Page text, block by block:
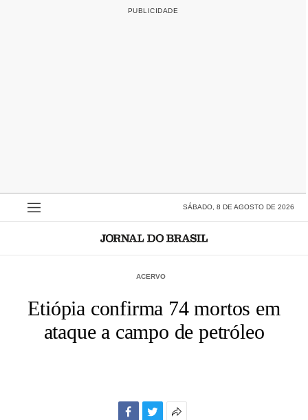
SÁBADO, 8 DE AGOSTO DE 2026
ACERVO
Etiópia confirma 74 mortos em
ataque a campo de petróleo